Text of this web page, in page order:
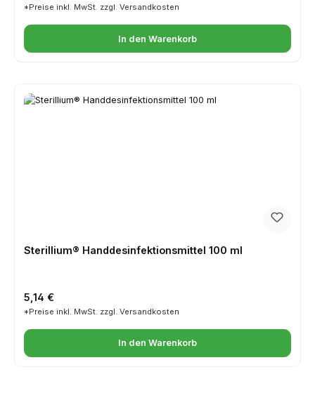
*Preise inkl. MwSt. zzgl. Versandkosten
In den Warenkorb
Sterillium® Handdesinfektionsmittel 100 ml
Regulärer Preis:
5,14 €
*Preise inkl. MwSt. zzgl. Versandkosten
In den Warenkorb